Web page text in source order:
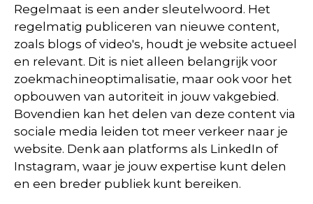
Regelmaat is een ander sleutelwoord. Het
regelmatig publiceren van nieuwe content,
zoals blogs of video's, houdt je website actueel
en relevant. Dit is niet alleen belangrijk voor
zoekmachineoptimalisatie, maar ook voor het
opbouwen van autoriteit in jouw vakgebied.
Bovendien kan het delen van deze content via
sociale media leiden tot meer verkeer naar je
website. Denk aan platforms als LinkedIn of
Instagram, waar je jouw expertise kunt delen
en een breder publiek kunt bereiken.